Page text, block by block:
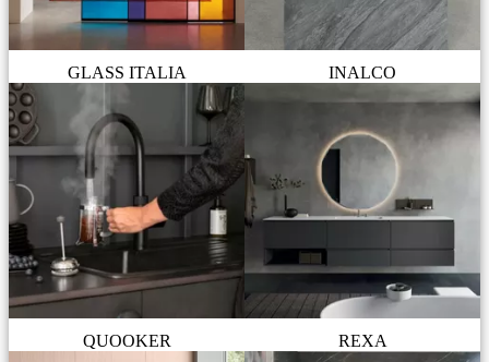
GLASS ITALIA INALCO
QUOOKER REXA